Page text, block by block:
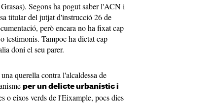
Segons ha pogut saber l'ACN i
titular del jutjat d'instrucció 26 de
però encara no ha fixat cap
testimonis. Tampoc ha dictat cap
doni el seu parer.
querella contra l'alcaldessa de
per un delicte urbanístic i
o eixos verds de l'Eixample, pocs dies